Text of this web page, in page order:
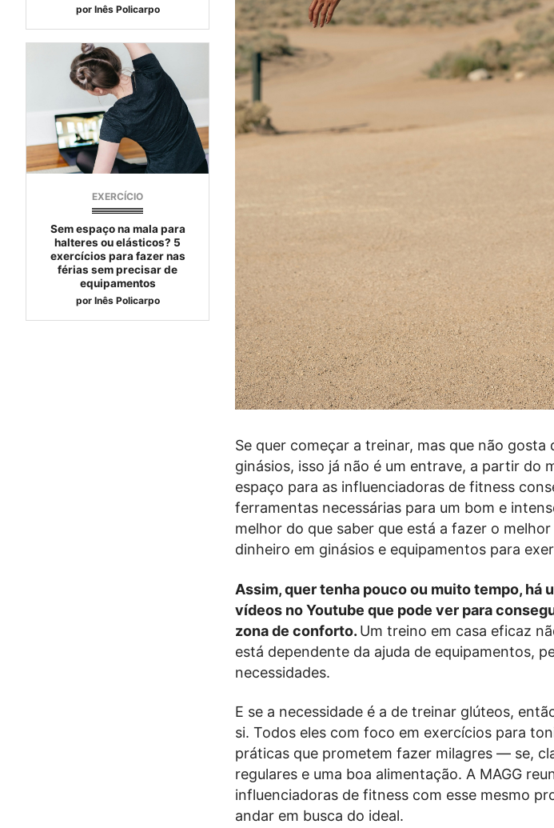
por Inês Policarpo
EXERCÍCIO
Sem espaço na mala para
halteres ou elásticos? 5
exercícios para fazer nas
férias sem precisar de
equipamentos
por Inês Policarpo
Se quer começar a treinar, mas que não
ginásios, isso já não é um entrave, a partir do
espaço para as influenciadoras de fitness
ferramentas necessárias para um bom e
melhor do que saber que está a fazer o
dinheiro em ginásios e equipamentos para
Assim, quer tenha pouco ou muito tempo, há
vídeos no Youtube que pode ver para
zona de conforto. Um treino em casa eficaz
está dependente da ajuda de equipamentos,
necessidades.
E se a necessidade é a de treinar glúteos,
si. Todos eles com foco em exercícios para
práticas que prometem fazer milagres — se,
regulares e uma boa alimentação. A MAGG
influenciadoras de fitness com esse mesmo
andar em busca do ideal.